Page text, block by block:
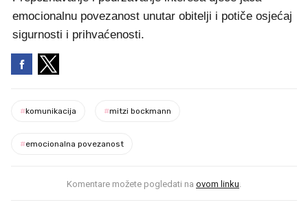
emocionalnu povezanost unutar obitelji i potiče osjećaj
sigurnosti i prihvaćenosti.
#komunikacija #mitzi bockmann
#emocionalna povezanost
Komentare možete pogledati na ovom linku.